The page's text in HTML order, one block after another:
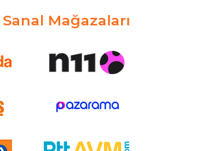
Mağazaları